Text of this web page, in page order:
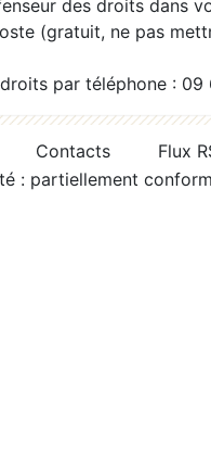
des droits dans
(gratuit, ne pas
par téléphone :
Contacts
Flux
: partiellement